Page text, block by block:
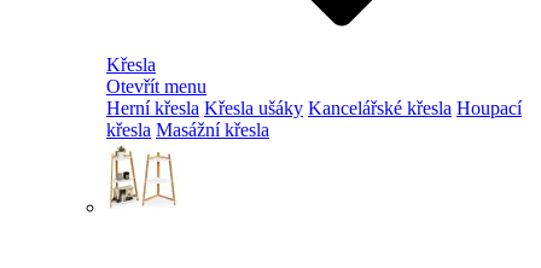
Křesla
Otevřít menu
Herní křesla Křesla ušáky Kancelářské křesla Houpací
křesla Masážní křesla